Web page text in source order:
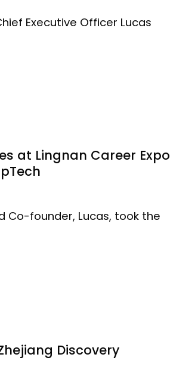
Executive Officer Lucas
at Lingnan Career Expo
Co-founder, Lucas, took the
Discovery